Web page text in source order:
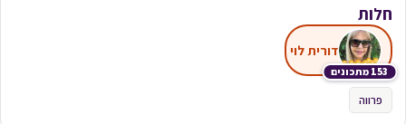
חלות
153 מתכונים
דורית לוי
פרווה